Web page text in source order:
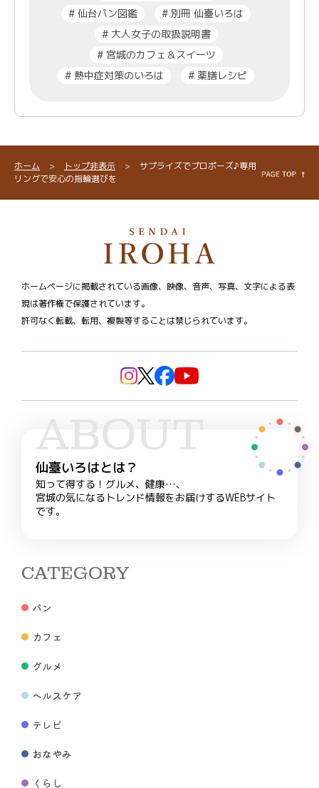
# 仙台パン図鑑 # 別冊 仙臺いろは
#大人女子の取扱説明書
#宮城のカフェ＆スイーツ
# 熱中症対策のいろは # 薬膳レシピ
ホーム > トップ非表示 >
サプライズでプロポーズ♪専用
リングで安心の指輪選びを
ホームページに掲載されている画像、映像、音声、写真、文字による表
現は著作権で保護されています。
許可なく転載、転用、複製等することは禁じられています。
ABOUT
仙臺いろはとは？
知って得する！グルメ、健康…、
宮城の気になるトレンド情報をお届けするWEBサイト
です。
CATEGORY
パン
カフェ
グルメ
ヘルスケア
テレビ
おなやみ
くらし